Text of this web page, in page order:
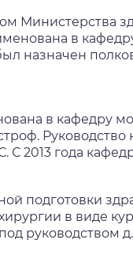
Министерства
в
назначен
в кафедру
2013 года
подготовки
в виде
руководством